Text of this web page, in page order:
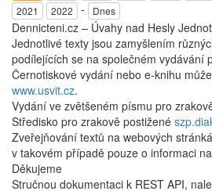
2021
2022 - Dnes
Dennicteni.cz – Úvahy nad Hesly
Jednotlivé texty jsou zamyšlením
podílejících se na společném vydávání
Černotiskové vydání nebo e-knihu
www.usvit.cz.
Vydání ve zvětšeném písmu pro
Středisko pro zrakově postižené
Zveřejňování textů na webových
v takovém případě pouze o informaci
Děkujeme
Stručnou dokumentaci k REST API,